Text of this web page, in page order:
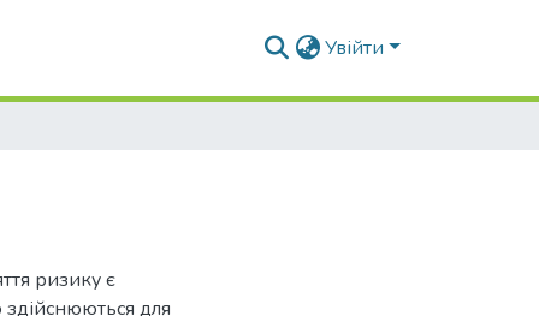
Увійти
ризику є
здійснюються для